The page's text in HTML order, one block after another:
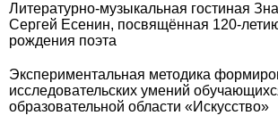
Литературно-музыкальная гостиная
Сергей Есенин, посвящённая 120-
рождения поэта
Экспериментальная методика
исследовательских умений
образовательной области «Искусство»